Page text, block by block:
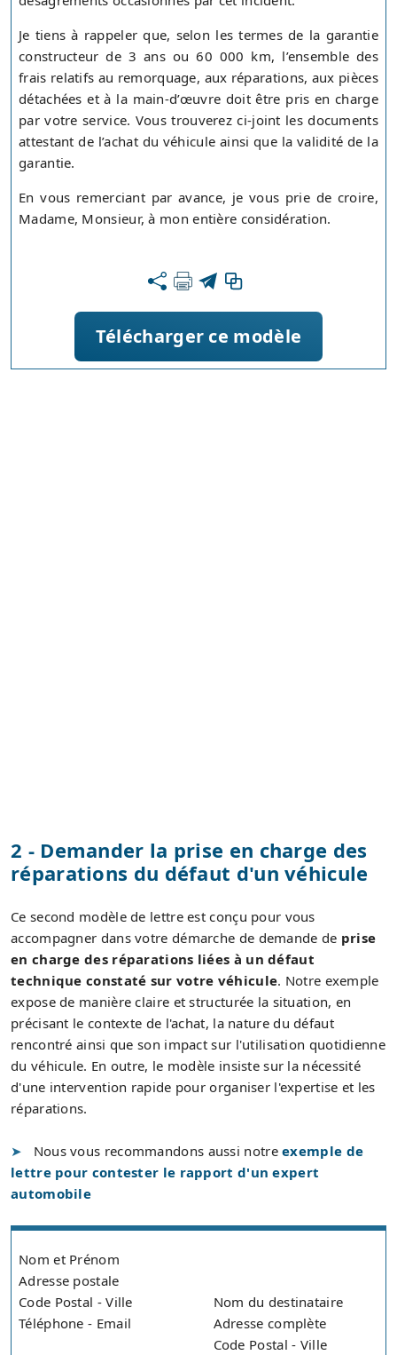
Je tiens à rappeler que, selon les termes de la garantie
constructeur de 3 ans ou 60 000 km, l’ensemble des
frais relatifs au remorquage, aux réparations, aux pièces
détachées et à la main-d’œuvre doit être pris en charge
par votre service. Vous trouverez ci-joint les documents
attestant de l’achat du véhicule ainsi que la validité de la
garantie.
En vous remerciant par avance, je vous prie de croire,
Madame, Monsieur, à mon entière considération.
Télécharger ce modèle
2 - Demander la prise en charge des
réparations du défaut d'un véhicule
Ce second modèle de lettre est conçu pour vous
accompagner dans votre démarche de demande de prise
en charge des réparations liées à un défaut
technique constaté sur votre véhicule. Notre exemple
expose de manière claire et structurée la situation, en
précisant le contexte de l'achat, la nature du défaut
rencontré ainsi que son impact sur l'utilisation quotidienne
du véhicule. En outre, le modèle insiste sur la nécessité
d'une intervention rapide pour organiser l'expertise et les
réparations.
Nous vous recommandons aussi notreexemple de
lettre pour contester le rapport d'un expert
automobile
Nom et Prénom
Adresse postale
Code Postal - Ville
Téléphone - Email
Nom du destinataire
Adresse complète
Code Postal - Ville